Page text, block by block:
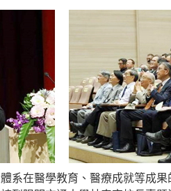
系在醫學教育、醫療成就等成